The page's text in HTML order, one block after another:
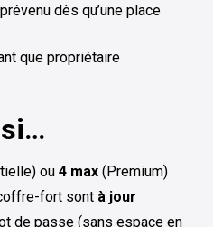
dès qu’une place
que propriétaire
si…
ou 4 max (Premium)
fort sont à jour
de passe (sans espace en